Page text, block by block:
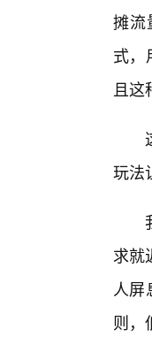
摊流
式，
且这
玩法
求就
人屏
则，